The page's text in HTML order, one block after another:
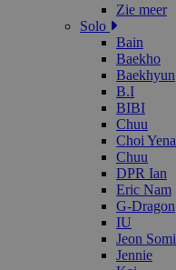
Zie meer
Solo
Bain
Baekho
Baekhyun
B.I
BIBI
Chuu
Choi Yena
Chuu
DPR Ian
Eric Nam
G-Dragon
IU
Jeon Somi
Jennie